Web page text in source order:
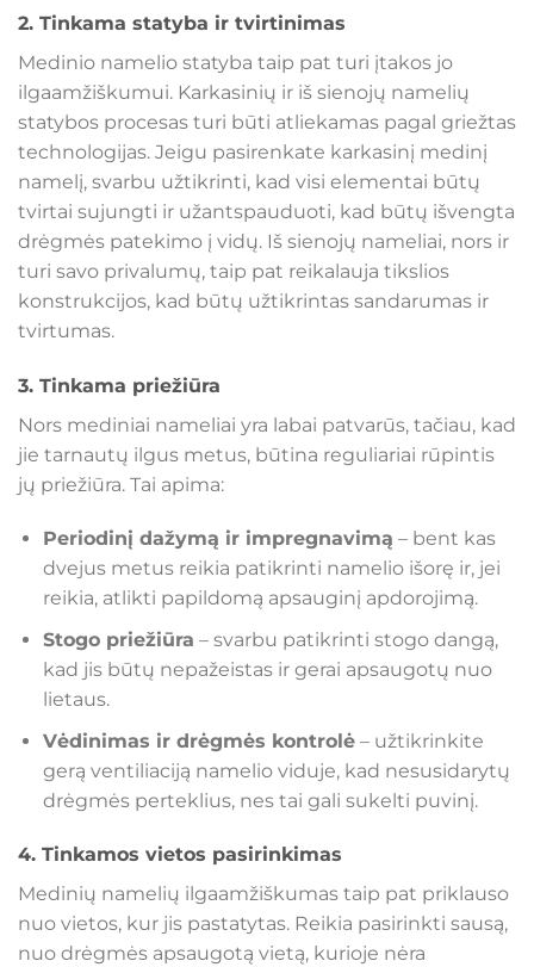
2. Tinkama statyba ir tvirtinimas
Medinio namelio statyba taip pat turi įtakos jo
ilgaamžiškumui. Karkasinių ir iš sienojų namelių
statybos procesas turi būti atliekamas pagal griežtas
technologijas. Jeigu pasirenkate karkasinį medinį
namelį, svarbu užtikrinti, kad visi elementai būtų
tvirtai sujungti ir užantspauduoti, kad būtų išvengta
drėgmės patekimo į vidų. Iš sienojų nameliai, nors ir
turi savo privalumų, taip pat reikalauja tikslios
konstrukcijos, kad būtų užtikrintas sandarumas ir
tvirtumas.
3. Tinkama priežiūra
Nors mediniai nameliai yra labai patvarūs, tačiau, kad
jie tarnautų ilgus metus, būtina reguliariai rūpintis
jų priežiūra. Tai apima:
Periodinį dažymą ir impregnavimą – bent kas
dvejus metus reikia patikrinti namelio išorę ir, jei
reikia, atlikti papildomą apsauginį apdorojimą.
Stogo priežiūra – svarbu patikrinti stogo dangą,
kad jis būtų nepažeistas ir gerai apsaugotų nuo
lietaus.
Vėdinimas ir drėgmės kontrolė– užtikrinkite
gerą ventiliaciją namelio viduje, kad nesusidarytų
drėgmės perteklius, nes tai gali sukelti puvinį.
4. Tinkamos vietos pasirinkimas
Medinių namelių ilgaamžiškumas taip pat priklauso
nuo vietos, kur jis pastatytas. Reikia pasirinkti sausą,
nuo drėgmės apsaugotą vietą, kurioje nėra